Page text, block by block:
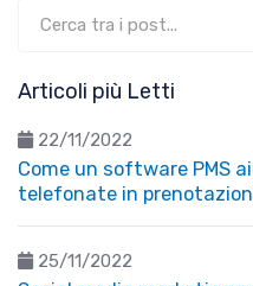
Articoli più Letti
22/11/2022
Come un software PMS
telefonate in
25/11/2022